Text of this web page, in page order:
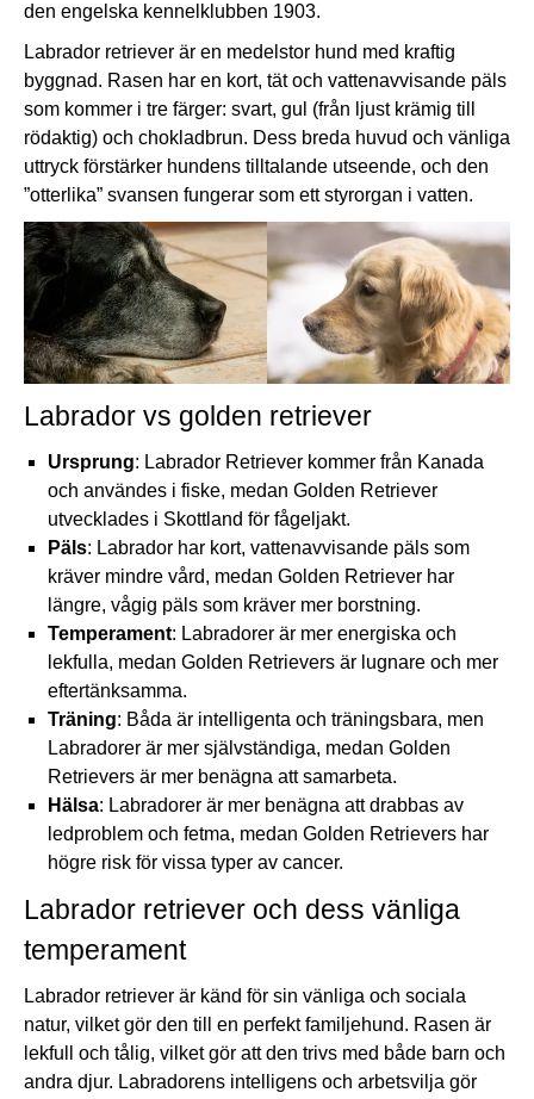
den engelska kennelklubben 1903.
Labrador retriever är en medelstor hund med kraftig
byggnad. Rasen har en kort, tät och vattenavvisande päls
som kommer i tre färger: svart, gul (från ljust krämig till
rödaktig) och chokladbrun. Dess breda huvud och vänliga
uttryck förstärker hundens tilltalande utseende, och den
”otterlika” svansen fungerar som ett styrorgan i vatten.
Labrador vs golden retriever
Ursprung: Labrador Retriever kommer från Kanada
och användes i fiske, medan Golden Retriever
utvecklades i Skottland för fågeljakt.
Päls: Labrador har kort, vattenavvisande päls som
kräver mindre vård, medan Golden Retriever har
längre, vågig päls som kräver mer borstning.
Temperament: Labradorer är mer energiska och
lekfulla, medan Golden Retrievers är lugnare och mer
eftertänksamma.
Träning: Båda är intelligenta och träningsbara, men
Labradorer är mer självständiga, medan Golden
Retrievers är mer benägna att samarbeta.
Hälsa: Labradorer är mer benägna att drabbas av
ledproblem och fetma, medan Golden Retrievers har
högre risk för vissa typer av cancer.
Labrador retriever och dess vänliga
temperament
Labrador retriever är känd för sin vänliga och sociala
natur, vilket gör den till en perfekt familjehund. Rasen är
lekfull och tålig, vilket gör att den trivs med både barn och
andra djur. Labradorens intelligens och arbetsvilja gör